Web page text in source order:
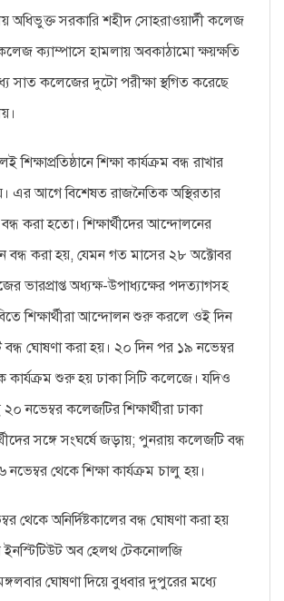
অধিভুক্ত সরকারি শহীদ সোহরাওয়ার্দী কলেজ
ক্যাম্পাসে হামলায় অবকাঠামো ক্ষয়ক্ষতি
সাত কলেজের দুটো পরীক্ষা স্থগিত করেছে
শিক্ষা কার্যক্রম বন্ধ রাখার
এর আগে বিশেষত রাজনৈতিক অস্থিরতার
বন্ধ করা হতো। শিক্ষার্থীদের আন্দোলনের
বন্ধ করা হয়, যেমন গত মাসের ২৮ অক্টোবর
ভারপ্রাপ্ত অধ্যক্ষ-উপাধ্যক্ষের পদত্যাগসহ
শিক্ষার্থীরা আন্দোলন শুরু করলে ওই দিন
ঘোষণা করা হয়। ২০ দিন পর ১৯ নভেম্বর
কার্যক্রম শুরু হয় ঢাকা সিটি কলেজে। যদিও
নভেম্বর কলেজটির শিক্ষার্থীরা ঢাকা
সঙ্গে সংঘর্ষে জড়ায়; পুনরায় কলেজটি বন্ধ
থেকে শিক্ষা কার্যক্রম চালু হয়।
থেকে অনির্দিষ্টকালের বন্ধ ঘোষণা করা হয়
ইনস্টিটিউট অব হেলথ টেকনোলজি
ঘোষণা দিয়ে বুধবার দুপুরের মধ্যে